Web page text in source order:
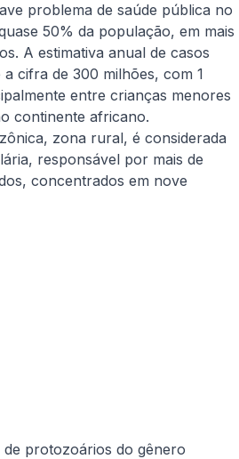
problema de saúde pública no
50% da população, em mais
A estimativa anual de casos
cifra de 300 milhões, com 1
entre crianças menores
continente africano.
zona rural, é considerada
responsável por mais de
concentrados em nove
protozoários do gênero